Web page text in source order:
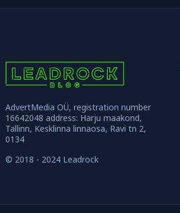
AdvertMedia OÜ, registration number
16642048 address: Harju maakond,
Tallinn, Kesklinna linnaosa, Ravi tn 2,
0134
© 2018 - 2024 Leadrock